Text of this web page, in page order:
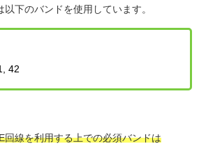
下のバンドを使用しています。
42
回線を利用する上での必須バンドは